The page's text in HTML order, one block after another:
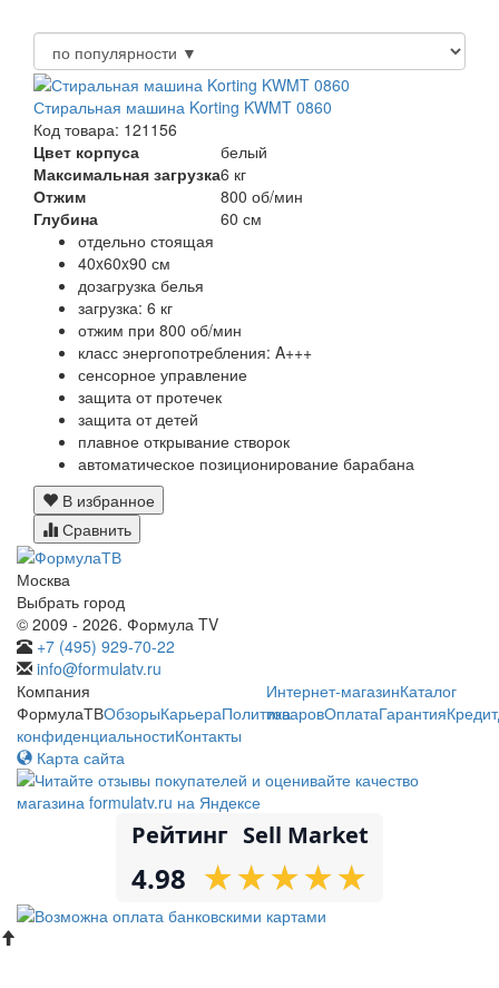
Стиральная машина Korting KWMT 0860
Код товара: 121156
Цвет корпуса
белый
Максимальная загрузка6 кг
Отжим
800 об/мин
Глубина
60 см
отдельно стоящая
40x60x90 см
дозагрузка белья
загрузка: 6 кг
отжим при 800 об/мин
класс энергопотребления: A+++
сенсорное управление
защита от протечек
защита от детей
плавное открывание створок
автоматическое позиционирование барабана
В избранное
Сравнить
Москва
Выбрать город
© 2009 - 2026. Формула TV
+7 (495) 929-70-22
info@formulatv.ru
Компания
ФормулаТВОбзорыКарьераПолитика
конфиденциальностиКонтакты
Интернет-магазинКаталог
товаровОплатаГарантияКредит
Карта сайта
Рейтинг Sell Market
4.98 ★
★★
★★
★★
★★
★